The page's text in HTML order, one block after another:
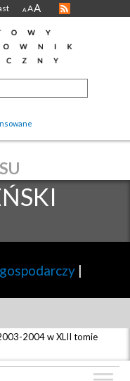
A AA
|
2004 w XLII tomie